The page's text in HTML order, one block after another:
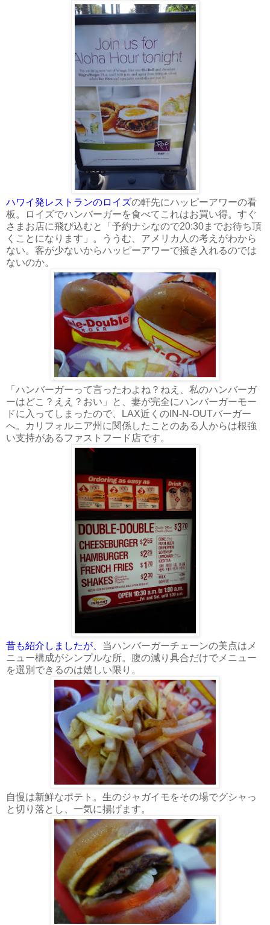
ハワイ発レストランのロイズの軒先にハッピーアワーの看
板。ロイズでハンバーガーを食べてこれはお買い得。すぐ
さまお店に飛び込むと「予約ナシなので20:30までお待ち頂
くことになります」。ううむ、アメリカ人の考えがわから
ない。客が少ないからハッピーアワーで掻き入れるのでは
ないのか。
「ハンバーガーって言ったわよね？ねえ、私のハンバーガ
ーはどこ？ええ？おい」と、妻が完全にハンバーガーモー
ドに入ってしまったので、LAX近くのIN-N-OUTバーガー
へ。カリフォルニア州に関係したことのある人からは根強
い支持があるファストフード店です。
昔も紹介しましたが、 当ハンバーガーチェーンの美点はメ
ニュー構成がシンプルな所。腹の減り具合だけでメニュー
を選別できるのは嬉しい限り。
自慢は新鮮なポテト。生のジャガイモをその場でグシャっ
と切り落とし、一気に揚げます。